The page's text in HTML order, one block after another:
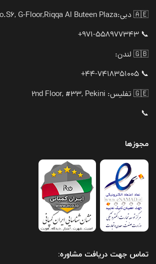
🇦🇪 دبی:
G-Floor,Riqqa Al Buteen Plaza
📞 971-558977343+
🇬🇧 لندن:
📞 44-7418351005+
🇬🇪 تفلیس: 2nd Floor, #33, Pekini
📞
مجوزها
تماس جهت دریافت مشاوره: